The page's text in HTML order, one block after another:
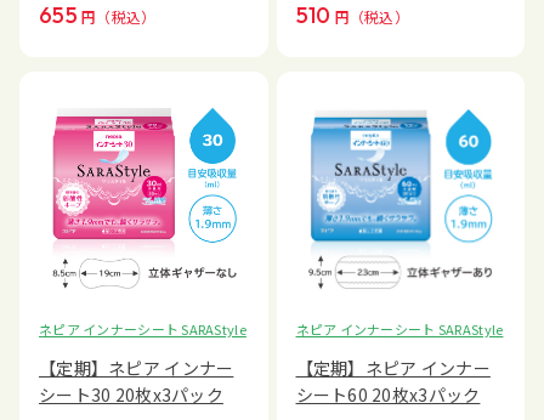
655 円 （税込） 510 円 （税込）
ネピア インナーシート SARAStyle
【定期】ネピア インナー
シート30 20枚x3パック
ネピア インナーシート SARAStyle
【定期】ネピア インナー
シート60 20枚x3パック